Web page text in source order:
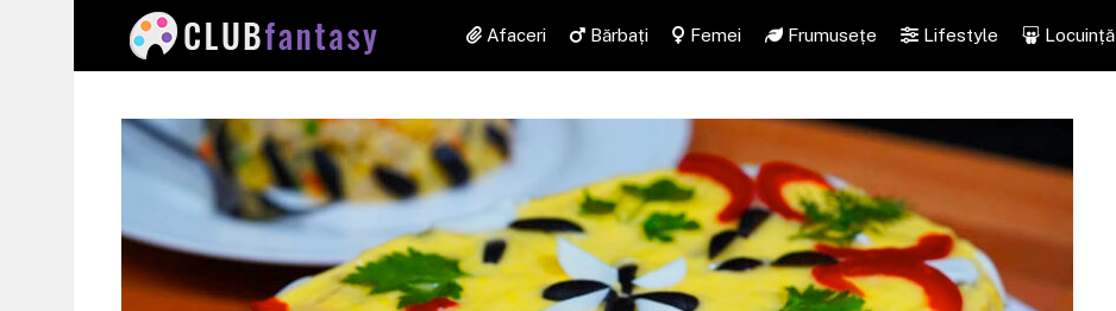
Afaceri Bărbați Femei Frumusețe Lifestyle Locuință